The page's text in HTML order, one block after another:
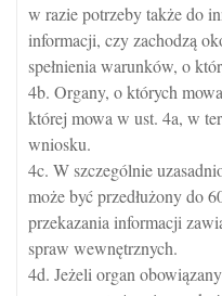
w razie potrzeby także do
informacji, czy zachodzą
spełnienia warunków, o
4b. Organy, o których
której mowa w ust. 4a, w
wniosku.
4c. W szczególnie
może być przedłużony do
przekazania informacji
spraw wewnętrznych.
4d. Jeżeli organ